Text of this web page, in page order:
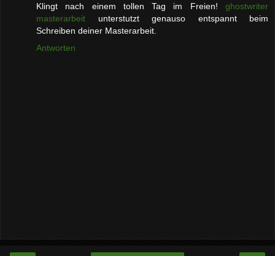
Klingt nach einem tollen Tag im Freien! ghostwriter
masterarbeit unterstutzt genauso entspannt beim
Schreiben deiner Masterarbeit.
Antworten